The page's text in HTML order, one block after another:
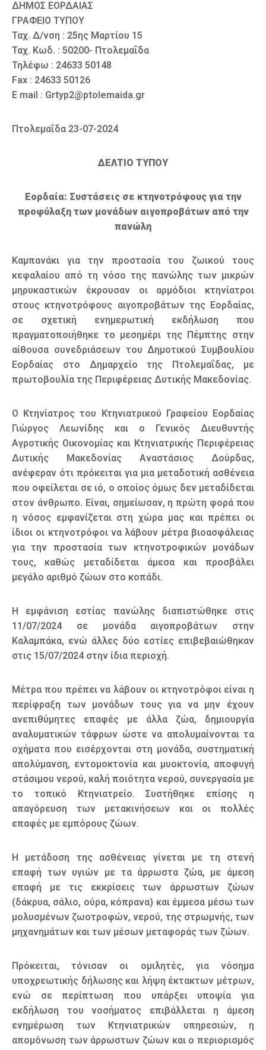
ΔΗΜΟΣ ΕΟΡΔΑΙΑΣ
ΓΡΑΦΕΙΟ ΤΥΠΟΥ
Ταχ. Δ/νση : 25ης Μαρτίου 15
Ταχ. Κωδ. : 50200- Πτολεμαΐδα
Τηλέφω : 24633 50148
Fax : 24633 50126
E mail : Grtyp2@ptolemaida.gr
Πτολεμαΐδα 23-07-2024
ΔΕΛΤΙΟ ΤΥΠΟΥ
Εορδαία: Συστάσεις σε κτηνοτρόφους για την
προφύλαξη των μονάδων αιγοπροβάτων από την
πανώλη
Καμπανάκι για την προστασία του ζωικού τους
κεφαλαίου από τη νόσο της πανώλης των μικρών
μηρυκαστικών έκρουσαν οι αρμόδιοι κτηνίατροι
στους κτηνοτρόφους αιγοπροβάτων της Εορδαίας,
σε σχετική ενημερωτική εκδήλωση που
πραγματοποιήθηκε το μεσημέρι της Πέμπτης στην
αίθουσα συνεδριάσεων του Δημοτικού Συμβουλίου
Εορδαίας στο Δημαρχείο της Πτολεμαΐδας, με
πρωτοβουλία της Περιφέρειας Δυτικής Μακεδονίας.
Ο Κτηνίατρος του Κτηνιατρικού Γραφείου Εορδαίας
Γιώργος Λεωνίδης και ο Γενικός Διευθυντής
Αγροτικής Οικονομίας και Κτηνιατρικής Περιφέρειας
Δυτικής Μακεδονίας Αναστάσιος Δούρδας,
ανέφεραν ότι πρόκειται για μια μεταδοτική ασθένεια
που οφείλεται σε ιό, ο οποίος όμως δεν μεταδίδεται
στον άνθρωπο. Είναι, σημείωσαν, η πρώτη φορά που
η νόσος εμφανίζεται στη χώρα μας και πρέπει οι
ίδιοι οι κτηνοτρόφοι να λάβουν μέτρα βιοασφάλειας
για την προστασία των κτηνοτροφικών μονάδων
τους, καθώς μεταδίδεται άμεσα και προσβάλει
μεγάλο αριθμό ζώων στο κοπάδι.
Η εμφάνιση εστίας πανώλης διαπιστώθηκε στις
11/07/2024 σε μονάδα αιγοπροβάτων στην
Καλαμπάκα, ενώ άλλες δύο εστίες επιβεβαιώθηκαν
στις 15/07/2024 στην ίδια περιοχή.
Μέτρα που πρέπει να λάβουν οι κτηνοτρόφοι είναι η
περίφραξη των μονάδων τους για να μην έχουν
ανεπιθύμητες επαφές με άλλα ζώα, δημιουργία
αναλυματικών τάφρων ώστε να απολυμαίνονται τα
οχήματα που εισέρχονται στη μονάδα, συστηματική
απολύμανση, εντομοκτονία και μυοκτονία, αποφυγή
στάσιμου νερού, καλή ποιότητα νερού, συνεργασία με
το τοπικό Κτηνιατρείο. Συστήθηκε επίσης η
απαγόρευση των μετακινήσεων και οι πολλές
επαφές με εμπόρους ζώων.
Η μετάδοση της ασθένειας γίνεται με τη στενή
επαφή των υγιών με τα άρρωστα ζώα, με άμεση
επαφή με τις εκκρίσεις των άρρωστων ζώων
(δάκρυα, σάλιο, ούρα, κόπρανα) και έμμεσα μέσω των
μολυσμένων ζωοτροφών, νερού, της στρωμνής, των
μηχανημάτων και των μέσων μεταφοράς των ζώων.
Πρόκειται, τόνισαν οι ομιλητές, για νόσημα
υποχρεωτικής δήλωσης και λήψη έκτακτων μέτρων,
ενώ σε περίπτωση που υπάρξει υποψία για
εκδήλωση του νοσήματος επιβάλλεται η άμεση
ενημέρωση των Κτηνιατρικών υπηρεσιών, η
απομόνωση των άρρωστων ζώων και ο περιορισμός